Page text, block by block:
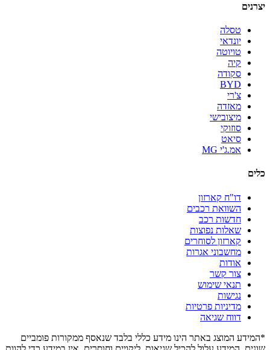
יצרנים
טסלה
יונדאי
טויוטה
קיה
סקודה
BYD
צ'רי
מאזדה
מיצובישי
סוזוקי
סיאט
אמ.ג'י MG
כלים
דו"ח קארזון
השוואת רכבים
חדשות רכב
שאלות נפוצות
קארזון לסוחרים
מחשבוני אגרות
אודות
צור קשר
תנאי שימוש
נגישות
מדיניות פרטיות
דווח שגיאה
*המידע המוצג באתר הינו מידע כללי בלבד שנאסף ממקורות פומביים